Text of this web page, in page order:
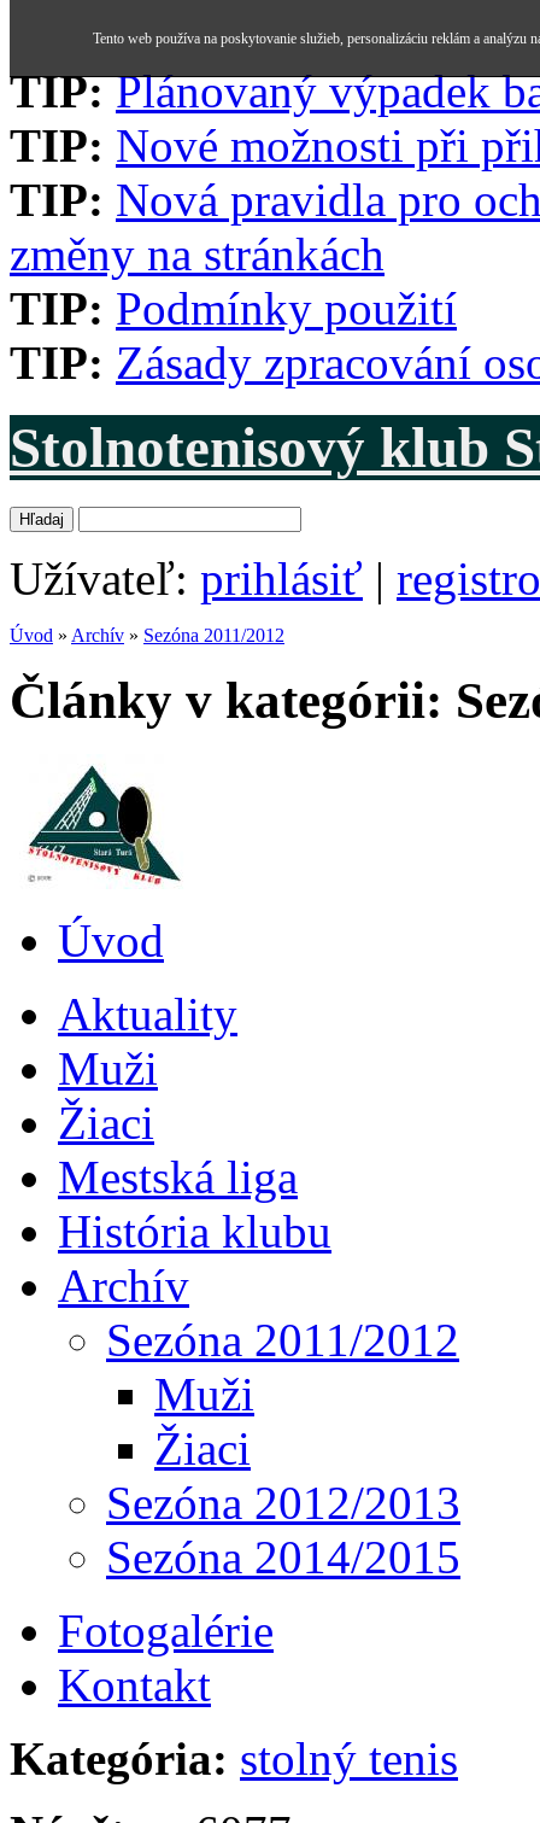
TIP: Plánovaný výpadek
TIP: Nové možnosti při
TIP: Nová pravidla pro
změny na stránkách
TIP: Podmínky použití
TIP: Zásady zpracování
Stolnotenisový klub
Užívateľ: prihlásiť |
Úvod » Archív » Sezóna 2011/2012
Články v kategórii:
Úvod
Aktuality
Muži
Žiaci
Mestská liga
História klubu
Archív
Sezóna 2011/2012
Muži
Žiaci
Sezóna 2012/2013
Sezóna 2014/2015
Fotogalérie
Kontakt
Kategória: stolný tenis
Tento web používa na poskytovanie služieb, personalizáciu reklám a